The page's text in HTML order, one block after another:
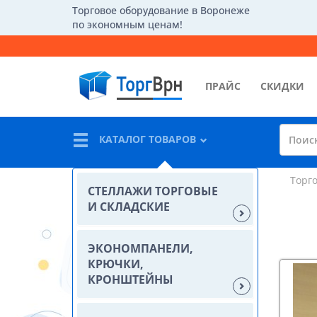
Торговое оборудование в Воронеже
по экономным ценам!
ПРАЙС СКИДКИ
КАТАЛОГ ТОВАРОВ
СТЕЛЛАЖИ ТОРГОВЫЕ
И СКЛАДСКИЕ
ЭКОНОМПАНЕЛИ,
КРЮЧКИ,
КРОНШТЕЙНЫ